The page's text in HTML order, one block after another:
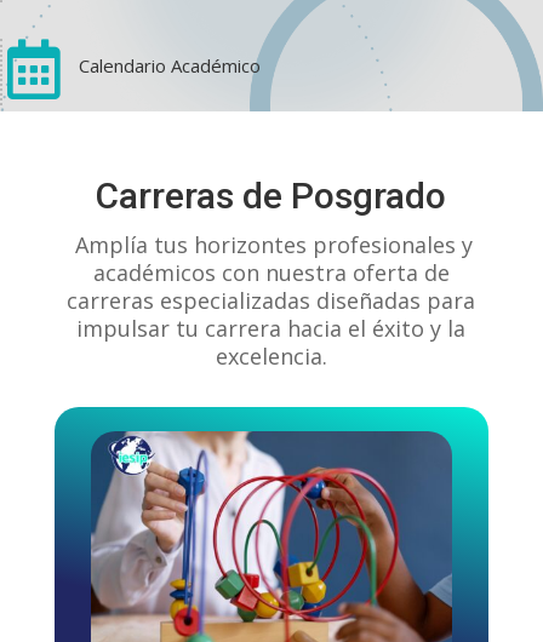
1 0
 Calendario Académico
Carreras de Posgrado
Amplía tus horizontes profesionales y
académicos con nuestra oferta de
carreras especializadas diseñadas para
impulsar tu carrera hacia el éxito y la
excelencia.